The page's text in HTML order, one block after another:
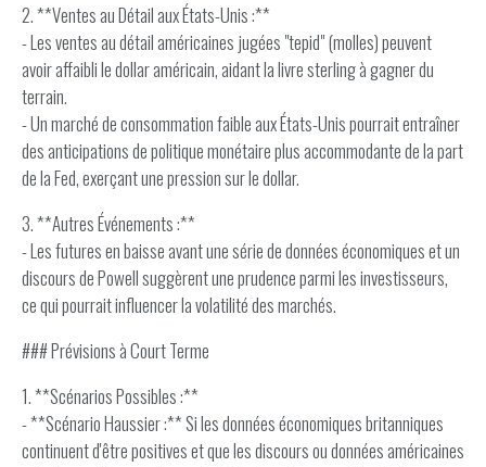
2. **Ventes au Détail aux États-Unis :**
- Les ventes au détail américaines jugées "tepid" (molles) peuvent
avoir affaibli le dollar américain, aidant la livre sterling à gagner du
terrain.
- Un marché de consommation faible aux États-Unis pourrait entraîner
des anticipations de politique monétaire plus accommodante de la part
de la Fed, exerçant une pression sur le dollar.
3. **Autres Événements :**
- Les futures en baisse avant une série de données économiques et un
discours de Powell suggèrent une prudence parmi les investisseurs,
ce qui pourrait influencer la volatilité des marchés.
### Prévisions à Court Terme
1. **Scénarios Possibles :**
- **Scénario Haussier :** Si les données économiques britanniques
continuent d'être positives et que les discours ou données américaines